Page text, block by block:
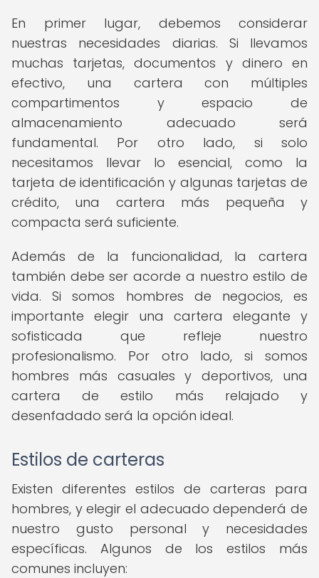
En primer lugar, debemos considerar
nuestras necesidades diarias. Si llevamos
muchas tarjetas, documentos y dinero en
efectivo, una cartera con múltiples
compartimentos y espacio de
almacenamiento adecuado será
fundamental. Por otro lado, si solo
necesitamos llevar lo esencial, como la
tarjeta de identificación y algunas tarjetas de
crédito, una cartera más pequeña y
compacta será suficiente.
Además de la funcionalidad, la cartera
también debe ser acorde a nuestro estilo de
vida. Si somos hombres de negocios, es
importante elegir una cartera elegante y
sofisticada que refleje nuestro
profesionalismo. Por otro lado, si somos
hombres más casuales y deportivos, una
cartera de estilo más relajado y
desenfadado será la opción ideal.
Estilos de carteras
Existen diferentes estilos de carteras para
hombres, y elegir el adecuado dependerá de
nuestro gusto personal y necesidades
específicas. Algunos de los estilos más
comunes incluyen: